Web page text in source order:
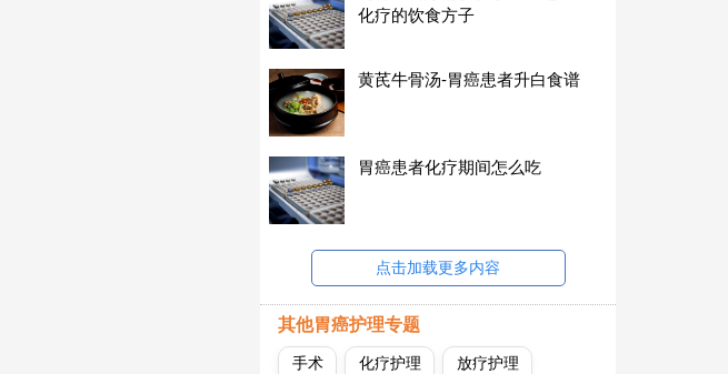
化疗的饮食方子
黄芪牛骨汤-胃癌患者升白食谱
胃癌患者化疗期间怎么吃
点击加载更多内容
其他胃癌护理专题
手术 化疗护理 放疗护理